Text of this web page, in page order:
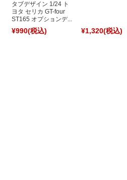
タブデザイン 1/24 ト
ヨタ セリカ GT-four
ST165 オプションデ...
¥990(税込) ¥1,320(税込)